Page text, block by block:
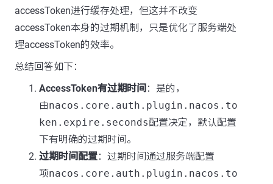
accessToken进行缓存处理，但这并不改变
accessToken本身的过期机制，只是优化了服务端处
理accessToken的效率。
总结回答如下：
AccessToken有过期时间 ：是的，
由nacos.core.auth.plugin.nacos.to
ken.expire.seconds配置决定，默认配置
下有明确的过期时间。
过期时间配置：过期时间通过服务端配置
项nacos.core.auth.plugin.nacos.to